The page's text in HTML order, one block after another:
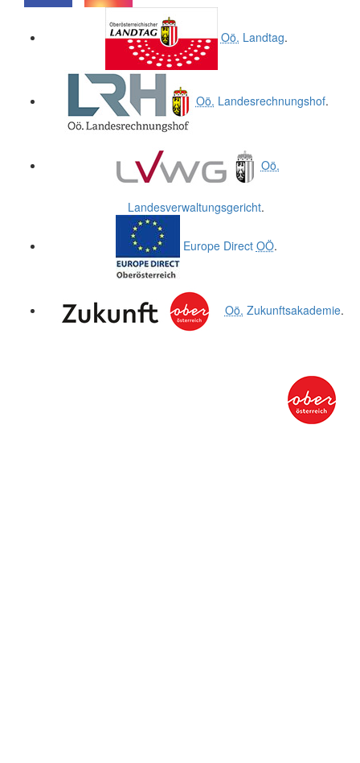
Oö. Landtag.
Oö. Landesrechnungshof.
Oö.
Landesverwaltungsgericht.
Europe Direct OÖ.
Oö. Zukunftsakademie.